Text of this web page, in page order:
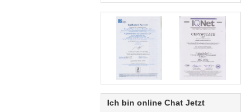
Ich bin online Chat Jetzt